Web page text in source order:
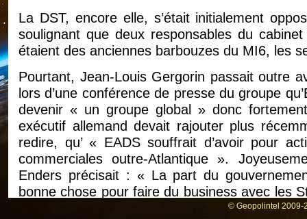
La DST, encore elle, s’était initialement
soulignant que deux responsables du
étaient des anciennes barbouzes du MI6, les
Pourtant, Jean-Louis Gergorin passait outre
lors d’une conférence de presse du groupe
devenir « un groupe global » donc
exécutif allemand devait rajouter plus
redire, qu’ « EADS souffrait d’avoir pour
commerciales outre-Atlantique ».
Enders précisait : « La part du
bonne chose pour faire du business avec les
premier hélicoptère UH-145 à l’armée© Geopolintel 2009-